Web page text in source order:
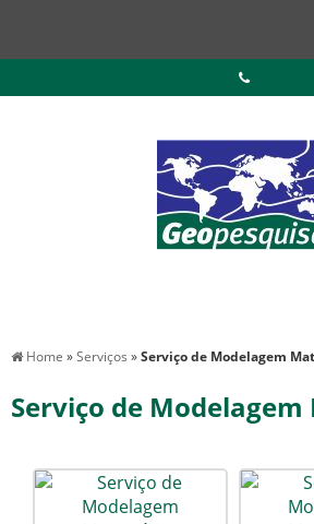
Home »Serviços »Serviço de Modelagem
Serviço de